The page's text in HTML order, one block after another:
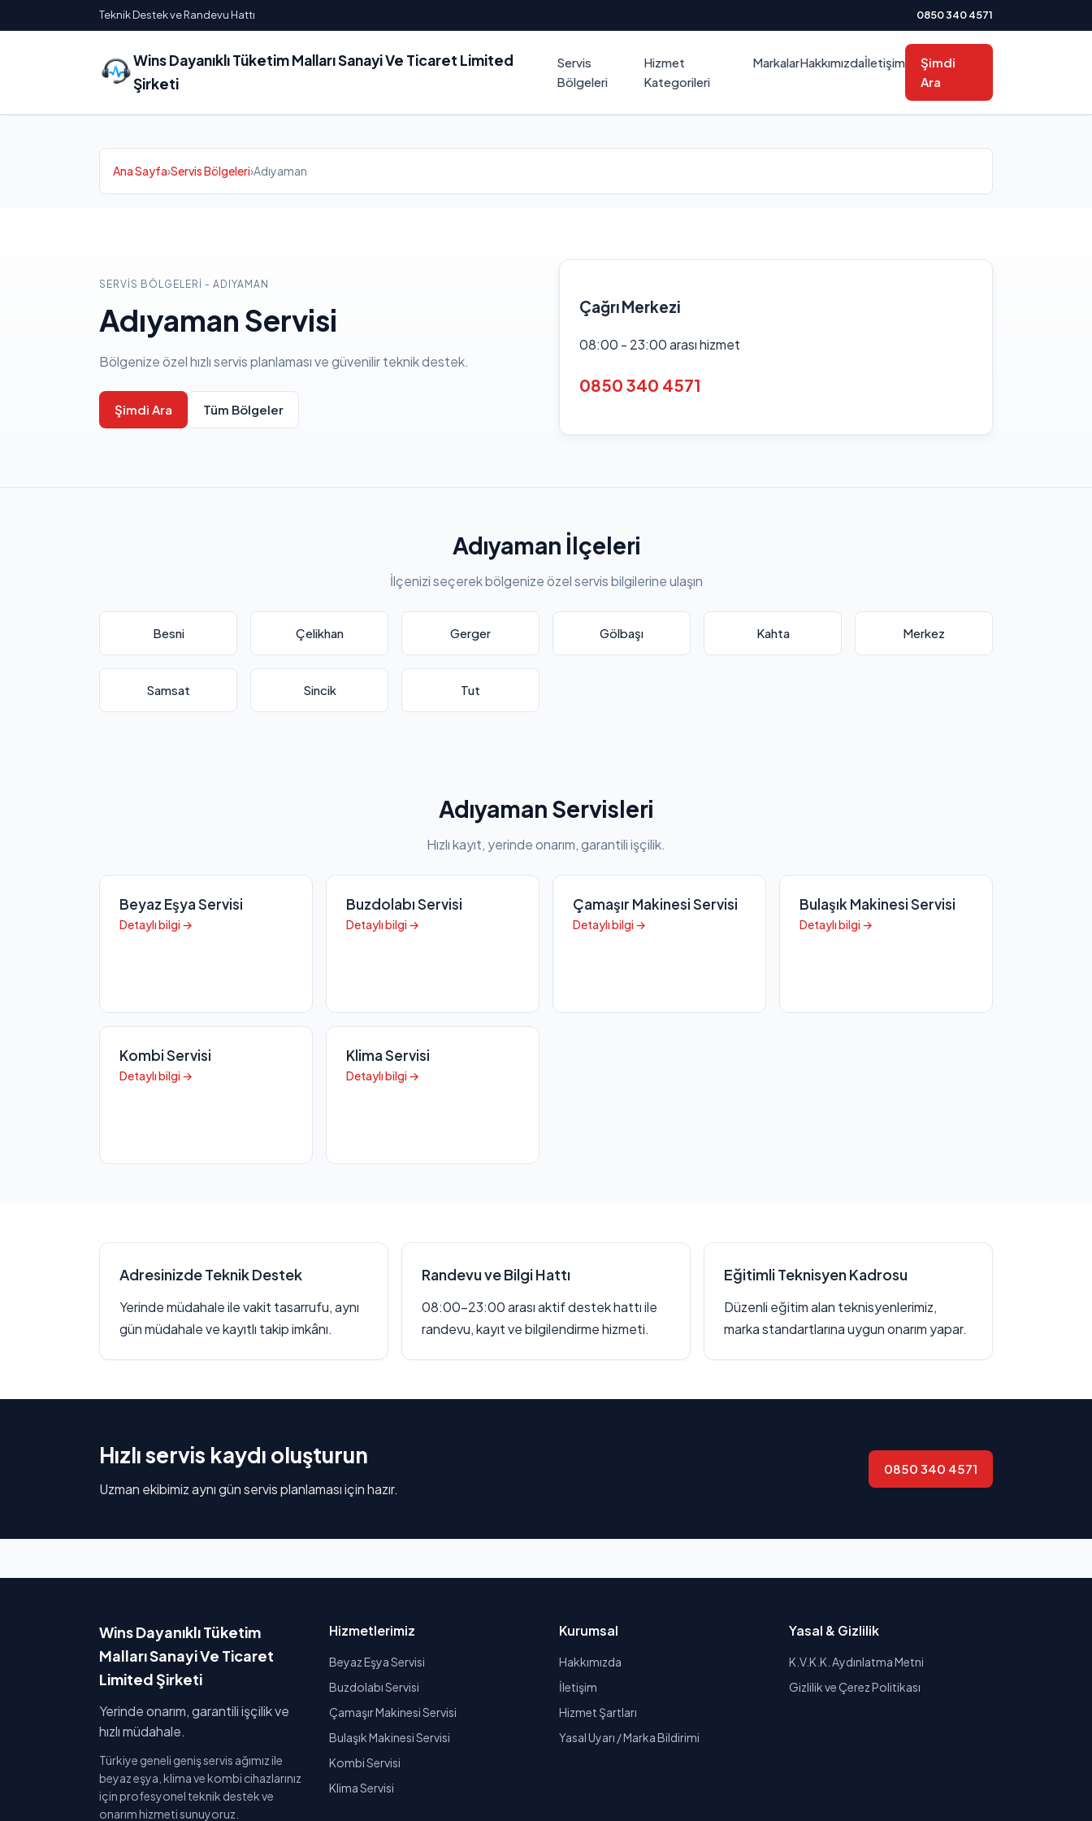
Teknik Destek ve Randevu Hattı 0850 340 4571
Wins Dayanıklı Tüketim Malları Sanayi Ve Ticaret Limited
Şirketi
Servis
Bölgeleri
Hizmet
Kategorileri
MarkalarHakkımızdaİletişim
Şimdi
Ara
Ana Sayfa›Servis Bölgeleri›Adıyaman
SERVIS BÖLGELERI - ADIYAMAN
Adıyaman Servisi
Bölgenize özel hızlı servis planlaması ve güvenilir teknik destek.
Şimdi Ara Tüm Bölgeler
Çağrı Merkezi
08:00 - 23:00 arası hizmet
0850 340 4571
Adıyaman İlçeleri
İlçenizi seçerek bölgenize özel servis bilgilerine ulaşın
Besni Çelikhan Gerger Gölbaşı Kahta Merkez
Samsat Sincik Tut
Adıyaman Servisleri
Hızlı kayıt, yerinde onarım, garantili işçilik.
Beyaz Eşya Servisi
Detaylı bilgi →
Buzdolabı Servisi
Detaylı bilgi →
Çamaşır Makinesi Servisi
Detaylı bilgi →
Bulaşık Makinesi Servisi
Detaylı bilgi →
Kombi Servisi
Detaylı bilgi →
Klima Servisi
Detaylı bilgi →
Adresinizde Teknik Destek
Yerinde müdahale ile vakit tasarrufu, aynı
gün müdahale ve kayıtlı takip imkânı.
Randevu ve Bilgi Hattı
08:00–23:00 arası aktif destek hattı ile
randevu, kayıt ve bilgilendirme hizmeti.
Eğitimli Teknisyen Kadrosu
Düzenli eğitim alan teknisyenlerimiz,
marka standartlarına uygun onarım yapar.
Hızlı servis kaydı oluşturun
Uzman ekibimiz aynı gün servis planlaması için hazır.
0850 340 4571
Wins Dayanıklı Tüketim
Malları Sanayi Ve Ticaret
Limited Şirketi
Yerinde onarım, garantili işçilik ve
hızlı müdahale.
Türkiye geneli geniş servis ağımız ile
beyaz eşya, klima ve kombi cihazlarınız
için profesyonel teknik destek ve
onarım hizmeti sunuyoruz.
Hizmetlerimiz
Beyaz Eşya Servisi
Buzdolabı Servisi
Çamaşır Makinesi Servisi
Bulaşık Makinesi Servisi
Kombi Servisi
Klima Servisi
Kurumsal
Hakkımızda
İletişim
Hizmet Şartları
Yasal Uyarı / Marka Bildirimi
Yasal & Gizlilik
K.V.K.K. Aydınlatma Metni
Gizlilik ve Çerez Politikası